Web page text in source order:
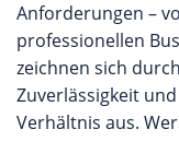
Anforderungen –
professionellen
zeichnen sich
Zuverlässigkeit
Verhältnis aus.